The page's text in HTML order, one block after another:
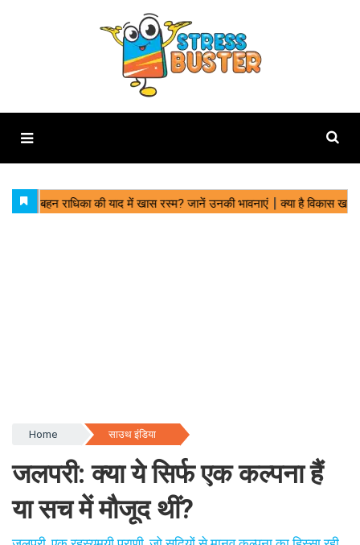
Home साउथ इंडिया
जलपरी: क्या ये सिर्फ एक कल्पना हैं
या सच में मौजूद थीं?